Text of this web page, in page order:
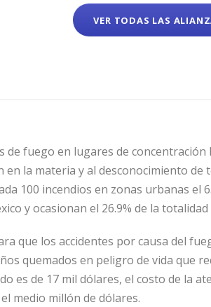
VER TODAS LAS
de fuego en lugares de
la materia y al desconocimiento
100 incendios en zonas urbanas el
y ocasionan el 26.9% de la
que los accidentes por causa del
quemados en peligro de vida que
es de 17 mil dólares, el costo de la
medio millón de dólares.